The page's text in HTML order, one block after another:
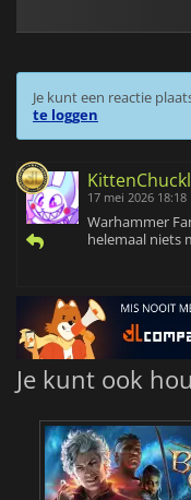
Je kunt een reactie
te loggen
17 mei 2026 18:18
Warhammer
helemaal niets
Je kunt ook